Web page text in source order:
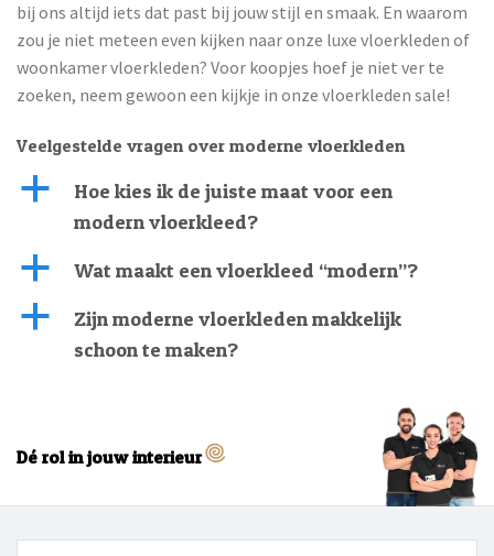
bij ons altijd iets dat past bij jouw stijl en smaak. En waarom
zou je niet meteen even kijken naar onze luxe vloerkleden of
woonkamer vloerkleden? Voor koopjes hoef je niet ver te
zoeken, neem gewoon een kijkje in onze vloerkleden sale!
Veelgestelde vragen over moderne vloerkleden
a
Hoe kies ik de juiste maat voor een
modern vloerkleed?
a Wat maakt een vloerkleed “modern”?
a
Zijn moderne vloerkleden makkelijk
schoon te maken?
Dé rol in jouw interieur